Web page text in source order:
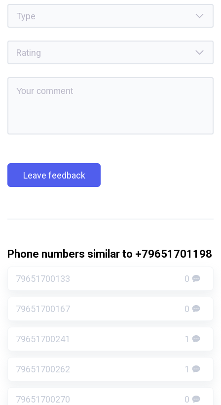
Leave feedback
Phone numbers similar to +79651701198
79651700133 0
79651700167 0
79651700241 1
79651700262 1
79651700270 0